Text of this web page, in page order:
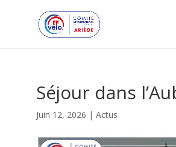
Séjour dans
Juin 12, 2026 | Actus